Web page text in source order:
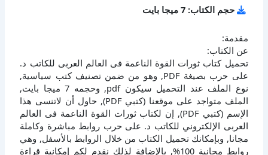
حجم الكتاب: 7 ميجا بايت
مقدمة:
عن الكتاب:
تحميل كتاب ثورات القوة الناعمة فى العالم العربى للكاتب د.
على حرب بصيغة PDF, وهو من ضمن تصنيف كتب سياسية,
نوع الملف عند التحميل سيكون pdf, وحجمه 7 ميجا بايت,
الملف متواجد على موقعنا (كتبي PDF), حاول أن لاتنسى هذا
الإسم (كتبي PDF), إن لكتاب ثورات القوة الناعمة فى العالم
العربى الإلكتروني للكاتب د. على حرب روابط مباشرة وكاملة
مجانا, وبإمكانك تحميل الكتاب من خلال الروابط بالأسفل, وهي
روابط مجانية 100%, بالإضافة لذلك نقدم لكم إمكانية قراءة